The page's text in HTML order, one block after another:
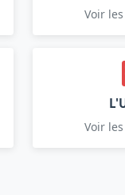
Voir
Voir